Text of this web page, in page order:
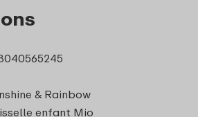
& Rainbow
enfant Mio